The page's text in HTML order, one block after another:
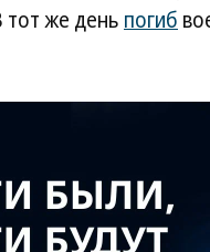
тот же день погиб